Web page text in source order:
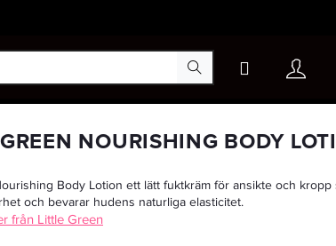
NOURISHING BODY
Body Lotion ett lätt fuktkräm för ansikte och kropp
och bevarar hudens naturliga elasticitet.
från Little Green